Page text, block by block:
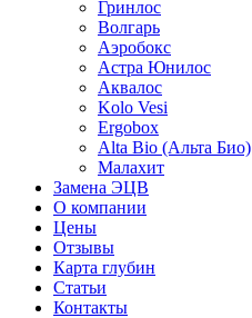
Гринлос
Волгарь
Аэробокс
Астра Юнилос
Аквалос
Kolo Vesi
Ergobox
Alta Bio (Альта Био)
Малахит
Замена ЭЦВ
О компании
Цены
Отзывы
Карта глубин
Статьи
Контакты